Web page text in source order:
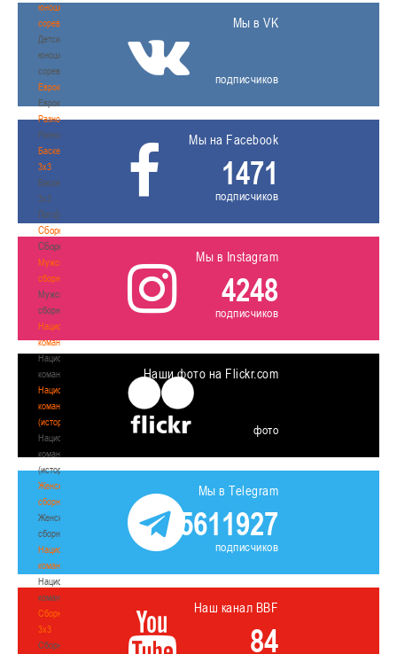
юношеские
соревнования
Детско-
юношеские
соревнования
Еврокубки
Еврокубки
Разное
Разное
Баскетбол
3х3
Баскетбол
3х3
Лого[modid=121]
Сборные
Сборные
Мужские
сборные
Мужские
сборные
Национальная
команда
Национальная
команда
Национальная
команда
(история)
Национальная
команда
(история)
Женские
сборные
Женские
сборные
Национальная
команда
Национальная
команда
Сборные
3х3
Сборные
Мы в VK
подписчиков
Мы на Facebook
1471
подписчиков
Мы в Instagram
4248
подписчиков
Наши фото на Flickr.com
фото
Мы в Telegram
5611927
подписчиков
Наш канал BBF
84